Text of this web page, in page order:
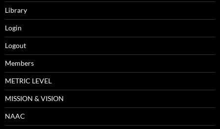
Library
Login
Logout
Members
METRIC LEVEL
MISSION & VISION
NAAC